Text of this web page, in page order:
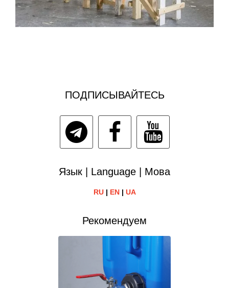
ПОДПИСЫВАЙТЕСЬ
Язык | Language | Мова
RU| EN| UA
Рекомендуем